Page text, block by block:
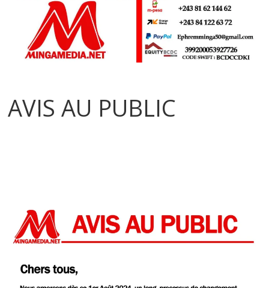
AVIS AU PUBLIC